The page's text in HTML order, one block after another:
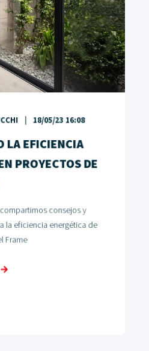
18/05/23 16:08
LA EFICIENCIA
PROYECTOS DE
consejos y
la eficiencia energética de
Frame